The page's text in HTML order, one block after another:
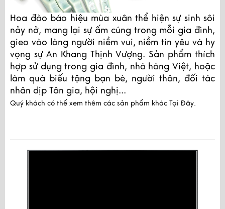
Hoa đào báo hiệu mùa xuân thể hiện sự sinh sôi
nảy nở, mang lại sự ấm cúng trong mỗi gia đình,
gieo vào lòng người niềm vui, niềm tin yêu và hy
vọng sự An Khang Thịnh Vượng. Sản phẩm thích
hợp sử dụng trong gia đình, nhà hàng Việt, hoặc
làm quà biếu tặng bạn bè, người thân, đối tác
nhân dịp Tân gia, hội nghị...
Quý khách có thể xem thêm các sản phẩm khác Tại Đây.